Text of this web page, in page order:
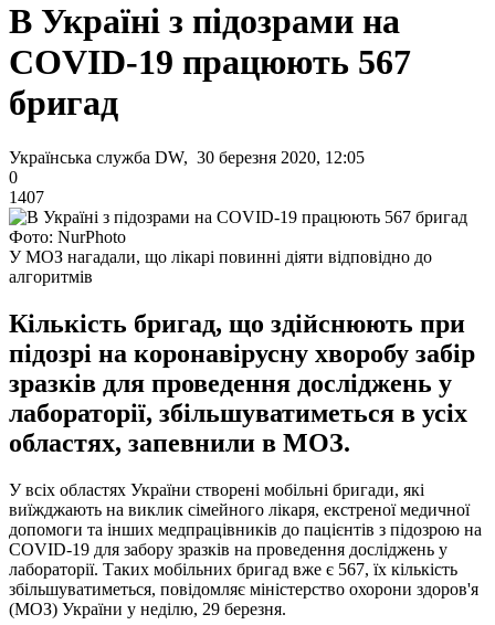
В Україні з підозрами на
COVID-19 працюють 567
бригад
Українська служба DW, 30 березня 2020, 12:05
0
1407
Фото: NurPhoto
У МОЗ нагадали, що лікарі повинні діяти відповідно до
алгоритмів
Кількість бригад, що здійснюють при
підозрі на коронавірусну хворобу забір
зразків для проведення досліджень у
лабораторії, збільшуватиметься в усіх
областях, запевнили в МОЗ.
У всіх областях України створені мобільні бригади, які
виїжджають на виклик сімейного лікаря, екстреної медичної
допомоги та інших медпрацівників до пацієнтів з підозрою на
COVID-19 для забору зразків на проведення досліджень у
лабораторії. Таких мобільних бригад вже є 567, їх кількість
збільшуватиметься, повідомляє міністерство охорони здоров'я
(МОЗ) України у неділю, 29 березня.